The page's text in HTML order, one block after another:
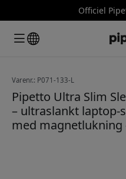
Officiel
Varenr.: P071-133-L
Pipetto Ultra Slim
– ultraslankt laptop-
med magnetlukning